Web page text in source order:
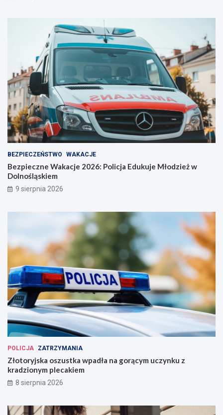
BEZPIECZEŃSTWO WAKACJE
Bezpieczne Wakacje 2026: Policja Edukuje Młodzież w
Dolnośląskiem
9 sierpnia 2026
POLICJA ZATRZYMANIA
Złotoryjska oszustka wpadła na gorącym uczynku z
kradzionym plecakiem
8 sierpnia 2026